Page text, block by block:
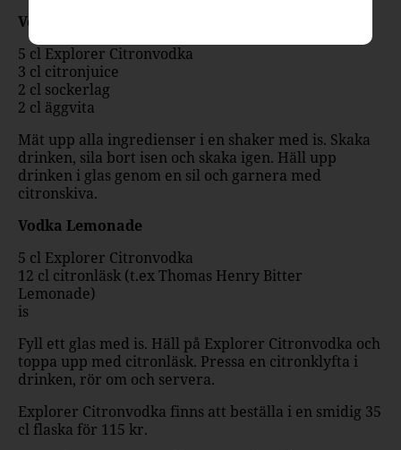
Vodka Lemon Sour
5 cl Explorer Citronvodka
3 cl citronjuice
2 cl sockerlag
2 cl äggvita
Mät upp alla ingredienser i en shaker med is. Skaka
drinken, sila bort isen och skaka igen. Häll upp
drinken i glas genom en sil och garnera med
citronskiva.
Vodka Lemonade
5 cl Explorer Citronvodka
12 cl citronläsk (t.ex Thomas Henry Bitter
Lemonade)
is
Fyll ett glas med is. Häll på Explorer Citronvodka och
toppa upp med citronläsk. Pressa en citronklyfta i
drinken, rör om och servera.
Explorer Citronvodka finns att beställa i en smidig 35
cl flaska för 115 kr.